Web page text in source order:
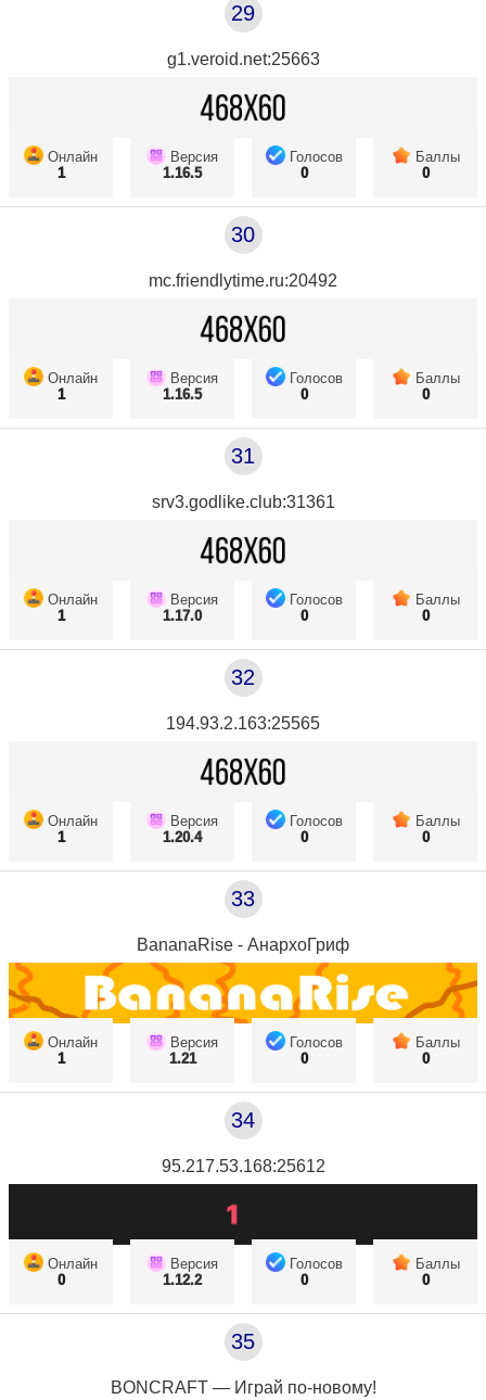
29
g1.veroid.net:25663
Онлайн
1
Версия
1.16.5
Голосов
0
Баллы
0
30
mc.friendlytime.ru:20492
Онлайн
1
Версия
1.16.5
Голосов
0
Баллы
0
31
srv3.godlike.club:31361
Онлайн
1
Версия
1.17.0
Голосов
0
Баллы
0
32
194.93.2.163:25565
Онлайн
1
Версия
1.20.4
Голосов
0
Баллы
0
33
BananaRise - АнархоГриф
Онлайн
1
Версия
1.21
Голосов
0
Баллы
0
34
95.217.53.168:25612
Онлайн
0
Версия
1.12.2
Голосов
0
Баллы
0
35
BONCRAFT — Играй по-новому!